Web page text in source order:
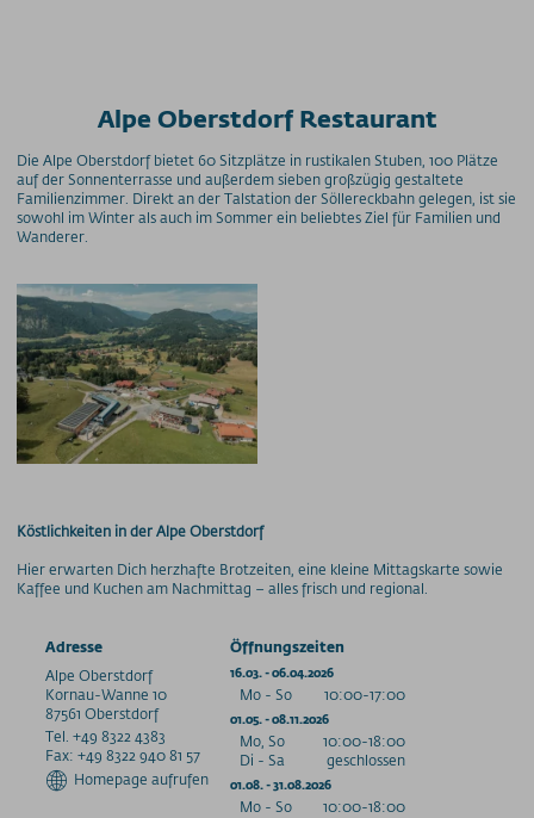
Alpe Oberstdorf Restaurant
Die Alpe Oberstdorf bietet 60 Sitzplätze in rustikalen Stuben, 100 Plätze
auf der Sonnenterrasse und außerdem sieben großzügig gestaltete
Familienzimmer. Direkt an der Talstation der Söllereckbahn gelegen, ist sie
sowohl im Winter als auch im Sommer ein beliebtes Ziel für Familien und
Wanderer.
Köstlichkeiten in der Alpe Oberstdorf
Hier erwarten Dich herzhafte Brotzeiten, eine kleine Mittagskarte sowie
Kaffee und Kuchen am Nachmittag – alles frisch und regional.
Adresse
Alpe Oberstdorf
Kornau-Wanne 10
87561 Oberstdorf
Tel. +49 8322 4383
Fax: +49 8322 940 81 57
Homepage aufrufen
Öffnungszeiten
16.03. - 06.04.2026
Mo - So 10:00-17:00
01.05. - 08.11.2026
Mo, So
10:00-18:00
Di - Sa
geschlossen
01.08. - 31.08.2026
Mo - So 10:00-18:00